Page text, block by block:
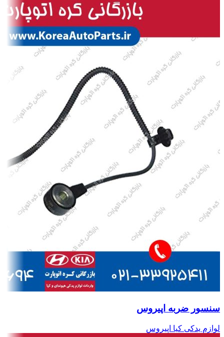
سنسور ضربه اپیروس
لوازم یدکی کیا اپیروس